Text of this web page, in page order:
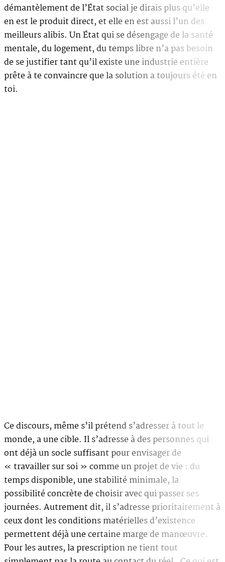
démantèlement de l’État social je dirais plus qu’elle
en est le produit direct, et elle en est aussi l’un des
meilleurs alibis. Un État qui se désengage de la santé
mentale, du logement, du temps libre n’a pas besoin
de se justifier tant qu’il existe une industrie entière
prête à te convaincre que la solution a toujours été en
toi.
Ce discours, même s’il prétend s’adresser à tout le
monde, a une cible. Il s’adresse à des personnes qui
ont déjà un socle suffisant pour envisager de
« travailler sur soi » comme un projet de vie : du
temps disponible, une stabilité minimale, la
possibilité concrète de choisir avec qui passer ses
journées. Autrement dit, il s’adresse prioritairement à
ceux dont les conditions matérielles d’existence
permettent déjà une certaine marge de manœuvre.
Pour les autres, la prescription ne tient tout